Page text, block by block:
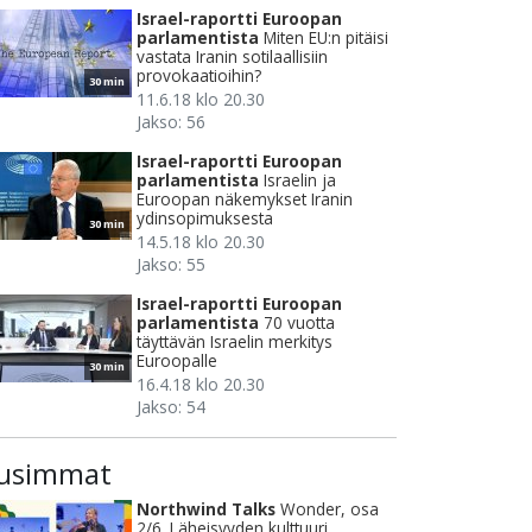
30 min
Israel-raportti Euroopan
parlamentista Miten EU:n pitäisi
vastata Iranin sotilaallisiin
provokaatioihin?
11.6.18 klo 20.30
Jakso: 56
30 min
Israel-raportti Euroopan
parlamentista Israelin ja
Euroopan näkemykset Iranin
ydinsopimuksesta
14.5.18 klo 20.30
Jakso: 55
30 min
Israel-raportti Euroopan
parlamentista 70 vuotta
täyttävän Israelin merkitys
Euroopalle
16.4.18 klo 20.30
Jakso: 54
Northwind Talks Wonder, osa